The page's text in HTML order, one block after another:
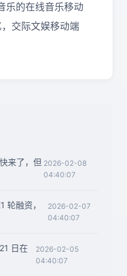
乐的在线音乐移动
交际文娱移动端
来了，但 2026-02-08
04:40:07
轮融资，
2026-02-07
04:40:07
日在
2026-02-05
04:40:07